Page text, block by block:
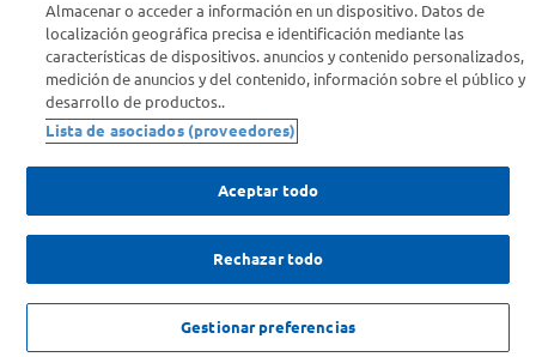
NO DISPONIBLE
Info útil
Comprá Online
Almacenar o acceder a información en un dispositivo. Datos de
localización geográfica precisa e identificación mediante las
características de dispositivos. anuncios y contenido personalizados,
medición de anuncios y del contenido, información sobre el público y
desarrollo de productos..
Lista de asociados (proveedores)
Aceptar todo
Rechazar todo
Gestionar preferencias